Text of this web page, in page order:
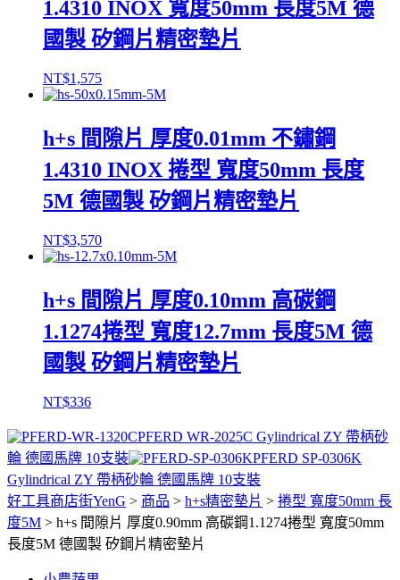
1.4310 INOX 寬度50mm 長度5M 德
國製 矽鋼片精密墊片
NT$1,575
h+s 間隙片 厚度0.01mm 不鏽鋼
1.4310 INOX 捲型 寬度50mm 長度
5M 德國製 矽鋼片精密墊片
NT$3,570
h+s 間隙片 厚度0.10mm 高碳鋼
1.1274捲型 寬度12.7mm 長度5M 德
國製 矽鋼片精密墊片
NT$336
PFERD WR-2025C Gylindrical ZY 帶柄砂
輪 德國馬牌 10支裝
PFERD SP-0306K
Gylindrical ZY 帶柄砂輪 德國馬牌 10支裝
好工具商店街YenG > 商品 > h+s精密墊片 > 捲型 寬度50mm 長
度5M > h+s 間隙片 厚度0.90mm 高碳鋼1.1274捲型 寬度50mm
長度5M 德國製 矽鋼片精密墊片